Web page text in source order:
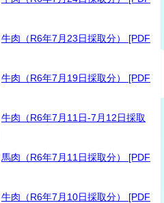
牛肉（R6年7月23日採取分） [PDF
牛肉（R6年7月19日採取分） [PDF
牛肉（R6年7月11日-7月12日採取
馬肉（R6年7月11日採取分） [PDF
牛肉（R6年7月10日採取分） [PDF